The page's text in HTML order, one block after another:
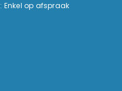
Enkel op afspraak